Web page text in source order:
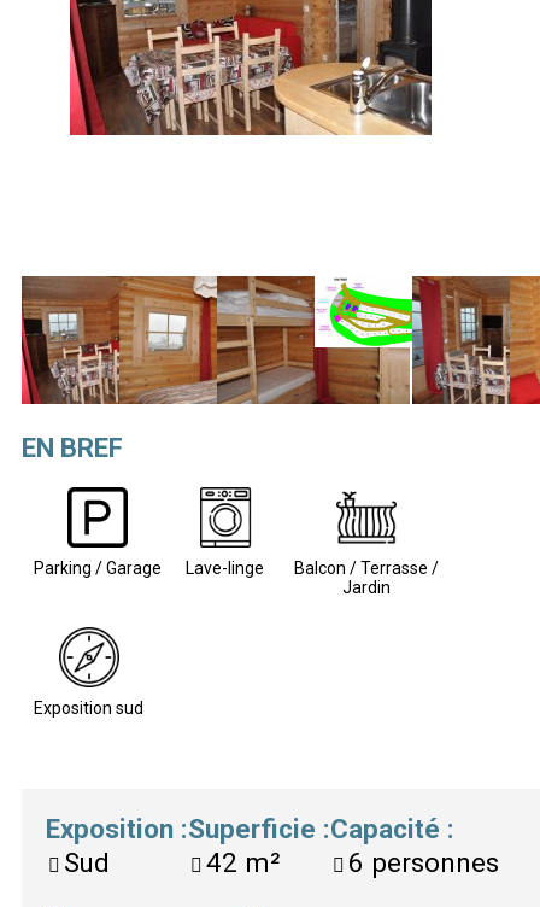
EN BREF
Parking / Garage Lave-linge
Balcon / Terrasse /
Jardin
Exposition sud
Exposition :
Sud
Superficie :
42 m²
Capacité :
6 personnes